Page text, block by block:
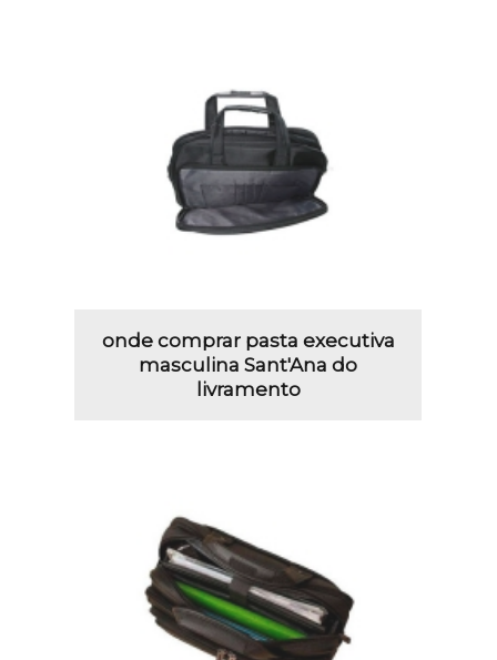
onde comprar pasta executiva
masculina Sant'Ana do
livramento